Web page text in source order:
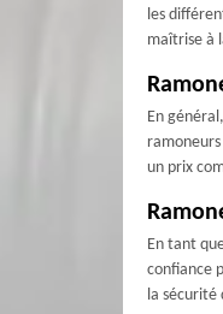
les
maîtrise à
En
un prix
En tant
confiance
la sécurité